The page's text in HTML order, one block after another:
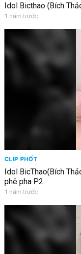
Idol Bicthao (Bích
1 năm trước
CLIP PHỐT
Idol BicThao(Bích
phê pha P2
1 năm trước